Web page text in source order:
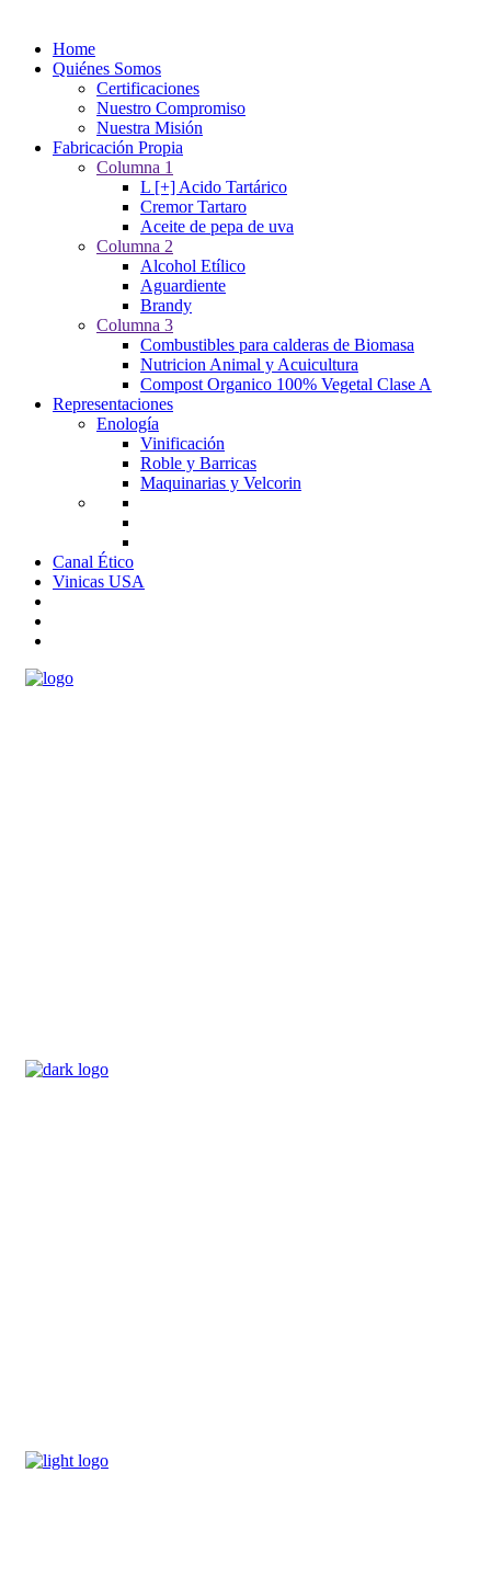
Home
Quiénes Somos
Certificaciones
Nuestro Compromiso
Nuestra Misión
Fabricación Propia
Columna 1
L [+] Acido Tartárico
Cremor Tartaro
Aceite de pepa de uva
Columna 2
Alcohol Etílico
Aguardiente
Brandy
Columna 3
Combustibles para calderas de Biomasa
Nutricion Animal y Acuicultura
Compost Organico 100% Vegetal Clase A
Representaciones
Enología
Vinificación
Roble y Barricas
Maquinarias y Velcorin
Canal Ético
Vinicas USA